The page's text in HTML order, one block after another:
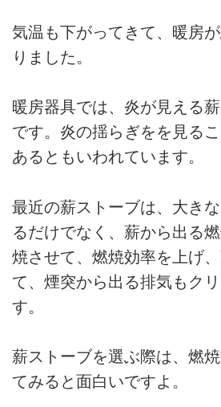
気温も下がってきて、暖房
りました。
暖房器具では、炎が見える
です。炎の揺らぎをを見る
あるともいわれています。
最近の薪ストーブは、大き
るだけでなく、薪から出る
焼させて、燃焼効率を上げ
て、煙突から出る排気もク
す。
薪ストーブを選ぶ際は、燃
てみると面白いですよ。